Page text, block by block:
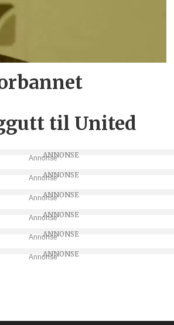
til United
Annonse
Annonse
Annonse
Annonse
Annonse
Annonse